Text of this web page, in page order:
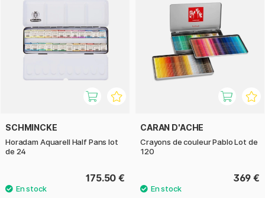
SCHMINCKE
Horadam Aquarell Half Pans lot
de 24
175.50 €
CARAN D'ACHE
Crayons de couleur Pablo Lot de
120
369 €